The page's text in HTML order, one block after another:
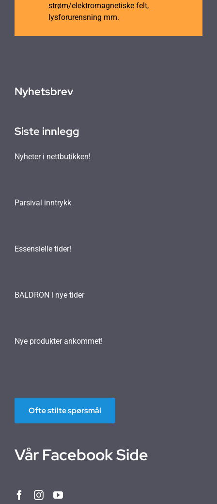
strøm/elektromagnetiske felt,
lysforurensning mm.
Nyhetsbrev
Siste innlegg
Nyheter i nettbutikken!
Parsival inntrykk
Essensielle tider!
BALDRON i nye tider
Nye produkter ankommet!
Ofte stilte spørsmål
Vår Facebook Side